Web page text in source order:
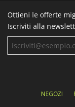
Ottieni le offerte
Iscriviti alla
NEGOZI